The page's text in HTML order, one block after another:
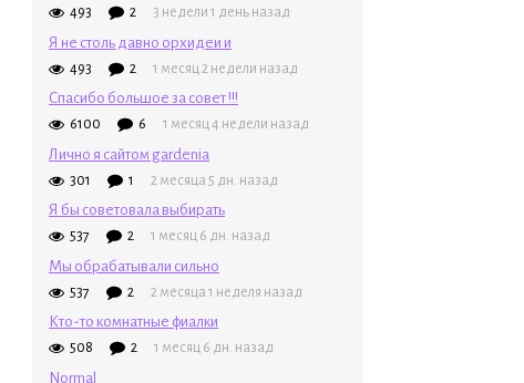
493 2 3 недели 1 день назад
Я не столь давно орхидеи и
493 2 1 месяц 2 недели назад
Спасибо большое за совет !!!
6100 6 1 месяц 4 недели назад
Лично я сайтом gardenia
301 1 2 месяца 5 дн. назад
Я бы советовала выбирать
537 2 1 месяц 6 дн. назад
Мы обрабатывали сильно
537 2 2 месяца 1 неделя назад
Кто-то комнатные фиалки
508 2 1 месяц 6 дн. назад
Normal